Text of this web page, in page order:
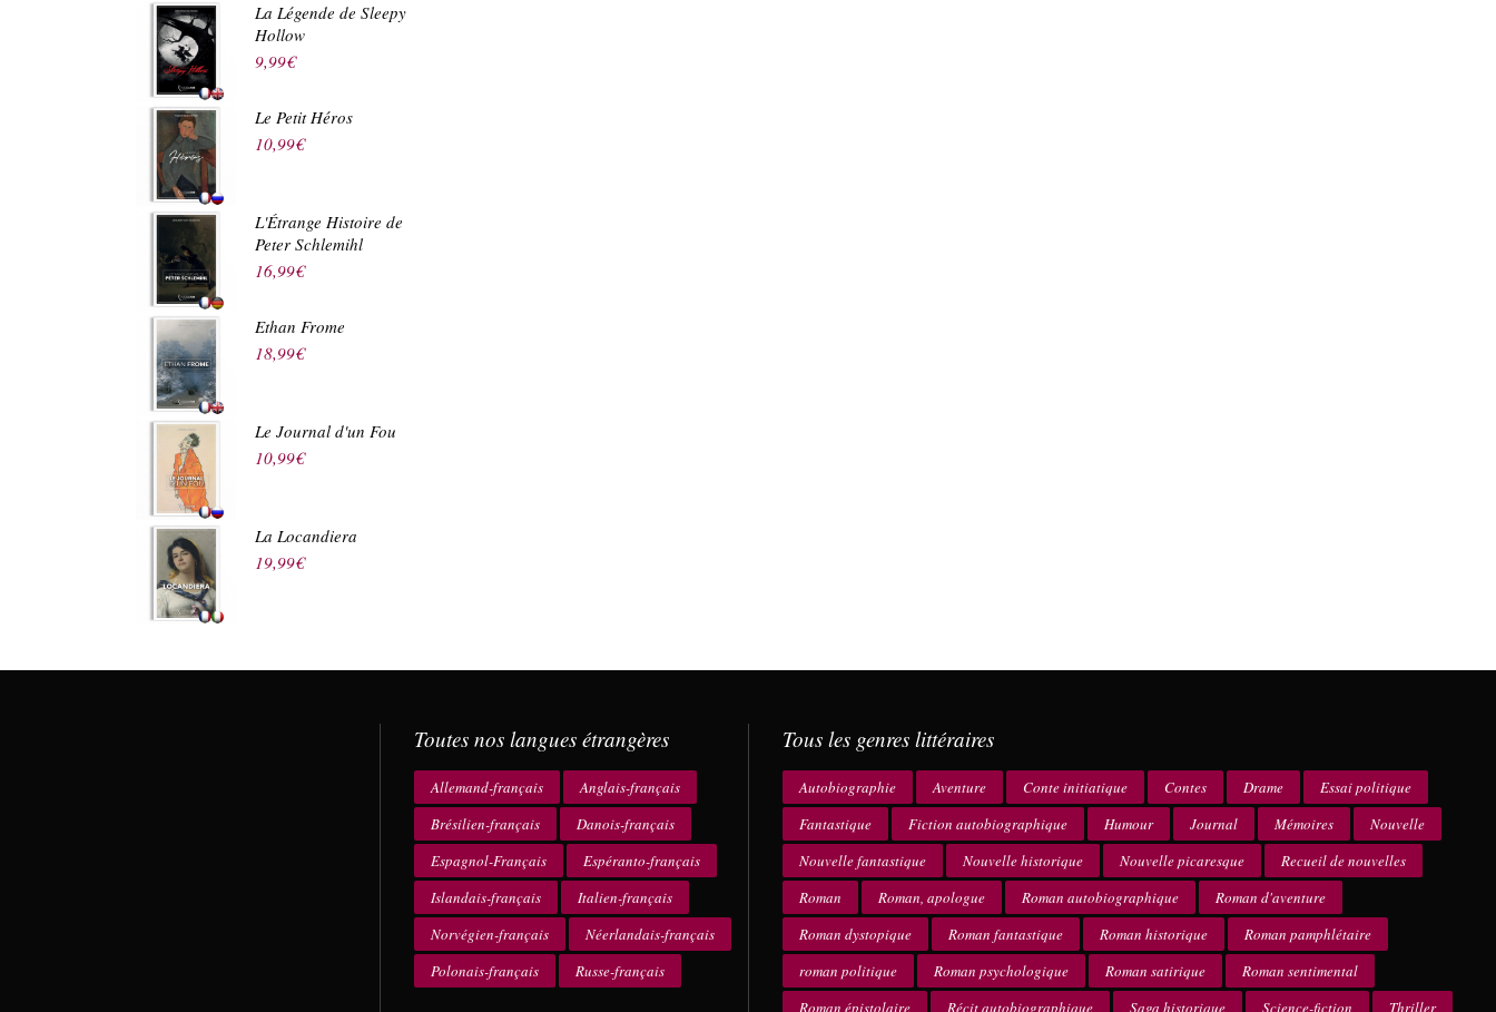
La Légende de Sleepy
Hollow
9,99€
Le Petit Héros
10,99€
L'Étrange Histoire de
Peter Schlemihl
16,99€
Ethan Frome
18,99€
Le Journal d'un Fou
10,99€
La Locandiera
19,99€
Toutes nos langues étrangères
Allemand-français
Anglais-français
Brésilien-français
Danois-français
Espagnol-Français
Espéranto-français
Islandais-français
Italien-français
Norvégien-français
Néerlandais-français
Polonais-français
Russe-français
Tous les genres littéraires
Autobiographie Aventure Conte initiatique Contes Drame
Essai politique
Fantastique
Fiction autobiographique Humour Journal Mémoires
Nouvelle
Nouvelle fantastique
Nouvelle historique Nouvelle picaresque
Recueil de nouvelles
Roman
Roman, apologue Roman autobiographique
Roman d'aventure
Roman dystopique
Roman fantastique Roman historique
Roman pamphlétaire
roman politique
Roman psychologique Roman satirique
Roman sentimental
Roman épistolaire
Récit autobiographique Saga historique Science-fiction Thriller